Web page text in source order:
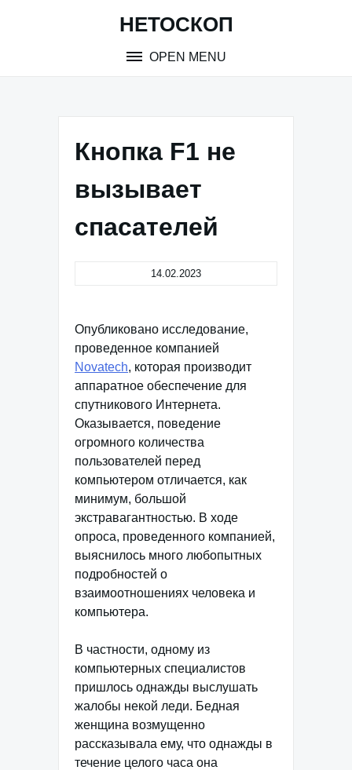
НЕТОСКОП
OPEN MENU
Кнопка F1 не
вызывает
спасателей
14.02.2023
Опубликовано исследование,
проведенное компанией
Novatech, которая производит
аппаратное обеспечение для
спутникового Интернета.
Оказывается, поведение
огромного количества
пользователей перед
компьютером отличается, как
минимум, большой
экстравагантностью. В ходе
опроса, проведенного компанией,
выяснилось много любопытных
подробностей о
взаимоотношениях человека и
компьютера.
В частности, одному из
компьютерных специалистов
пришлось однажды выслушать
жалобы некой леди. Бедная
женщина возмущенно
рассказывала ему, что однажды в
течение целого часа она